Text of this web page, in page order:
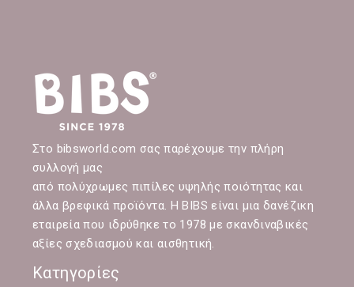
Στο bibsworld.com σας παρέχουμε την πλήρη
συλλογή μας
από πολύχρωμες πιπίλες υψηλής ποιότητας και
άλλα βρεφικά προϊόντα. Η BIBS είναι μια δανέζικη
εταιρεία που ιδρύθηκε το 1978 με σκανδιναβικές
αξίες σχεδιασμού και αισθητική.
Κατηγορίες